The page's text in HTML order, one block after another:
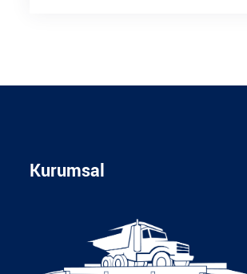
Kurumsal